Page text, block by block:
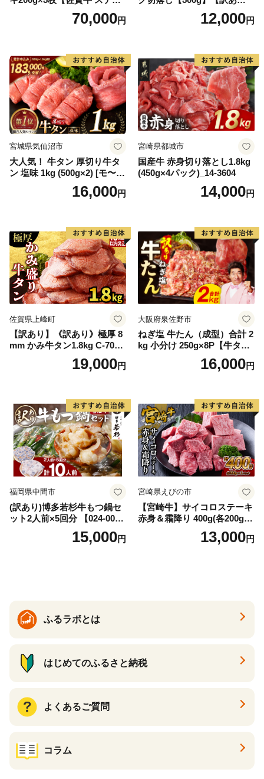
キ ブランド肉 ヒレ肉 フィレ
肉 ジューシー ヘルシー】(H0
70,000円 12,000円
宮城県気仙沼市
大人気！ 牛タン 厚切り牛タ
ン 塩味 1kg (500g×2) [モ〜ラ
ンド 宮城県 気仙沼市 205646
60] 肉 牛肉 精肉 牛たん 牛タ
厚切り タン
16,000円
宮崎県都城市
国産牛 赤身切り落とし1.8kg
(450g×4パック)_14-3604
14,000円
佐賀県上峰町
【訳あり】《訳あり》極厚 8
mm かみ牛タン1.8kg C-709-
19,000円
大阪府泉佐野市
ねぎ塩 牛たん（成型）合計 2
kg 小分け 250g×8P【牛タン
牛肉 焼肉用 薄切り 訳あり サ
16,000円
福岡県中間市
(訳あり)博多若杉牛もつ鍋セ
ット2人前×5回分 【024-002
15,000円
宮崎県えびの市
【宮崎牛】サイコロステーキ
赤身＆霜降り 400g(各200g×
１P 計2P) 真空パック 冷凍
13,000円
ふるラボとは
はじめてのふるさと納税
よくあるご質問
コラム